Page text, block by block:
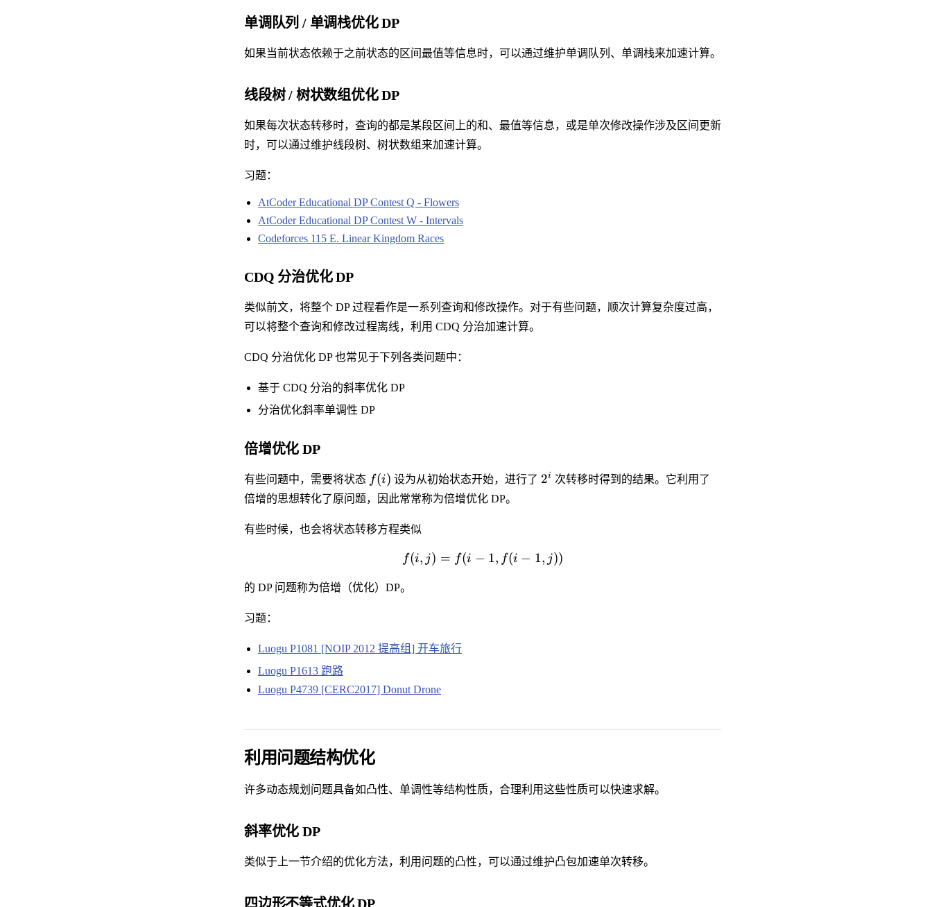
单调队列 / 单调栈优化 DP
如果当前状态依赖于之前状态的区间最值等信息时，可以通过维护单调队列、单调栈来加速计算。
线段树 / 树状数组优化 DP
如果每次状态转移时，查询的都是某段区间上的和、最值等信息，或是单次修改操作涉及区间更新
时，可以通过维护线段树、树状数组来加速计算。
习题：
AtCoder Educational DP Contest Q - Flowers
AtCoder Educational DP Contest W - Intervals
Codeforces 115 E. Linear Kingdom Races
CDQ 分治优化 DP
类似前文，将整个 DP 过程看作是一系列查询和修改操作。对于有些问题，顺次计算复杂度过高，
可以将整个查询和修改过程离线，利用 CDQ 分治加速计算。
CDQ 分治优化 DP 也常见于下列各类问题中：
基于 CDQ 分治的斜率优化 DP
分治优化斜率单调性 DP
倍增优化 DP
有些问题中，需要将状态 f(i) 设为从初始状态开始，进行了 2i 次转移时得到的结果。它利用了
倍增的思想转化了原问题，因此常常称为倍增优化 DP。
有些时候，也会将状态转移方程类似
f(i, j) = f(i − 1, f(i − 1, j))
的 DP 问题称为倍增（优化）DP。
习题：
Luogu P1081 [NOIP 2012 提高组] 开车旅行
Luogu P1613 跑路
Luogu P4739 [CERC2017] Donut Drone
利用问题结构优化
许多动态规划问题具备如凸性、单调性等结构性质，合理利用这些性质可以快速求解。
斜率优化 DP
类似于上一节介绍的优化方法，利用问题的凸性，可以通过维护凸包加速单次转移。
四边形不等式优化 DP